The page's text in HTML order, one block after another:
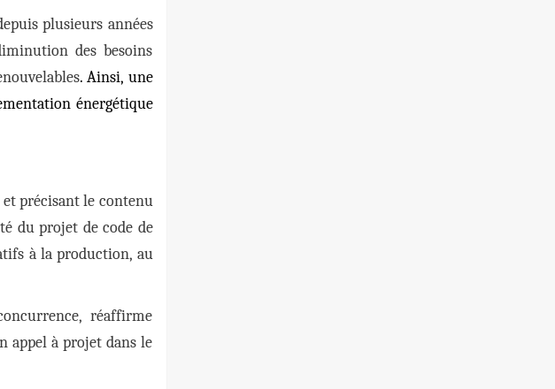
plusieurs années
des besoins
. Ainsi, une
énergétique
et précisant le contenu
du projet de code de
à la production, au
réaffirme
appel à projet dans le